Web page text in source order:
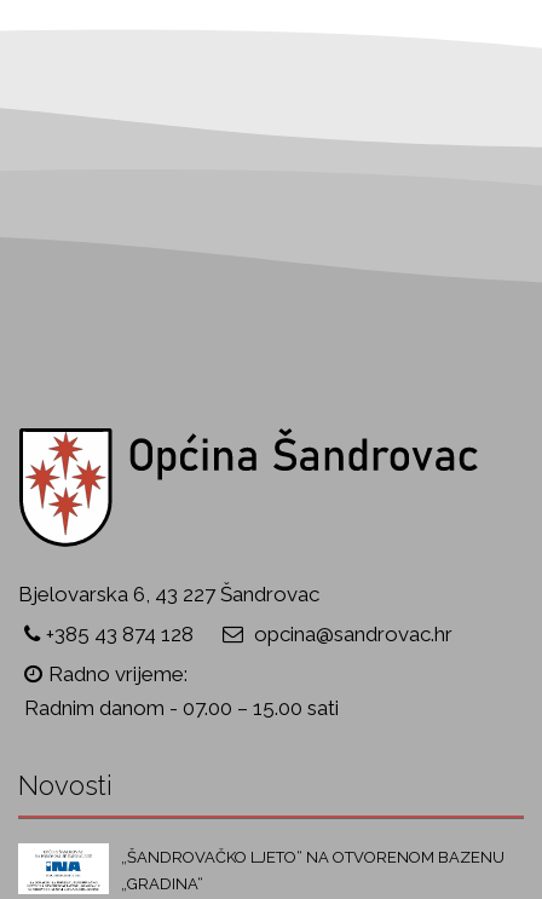
Bjelovarska 6, 43 227 Šandrovac
+385 43 874 128
opcina@sandrovac.hr
Radno vrijeme:
Radnim danom - 07.00 – 15.00 sati
Novosti
„ŠANDROVAČKO LJETO“ NA OTVORENOM BAZENU
„GRADINA“